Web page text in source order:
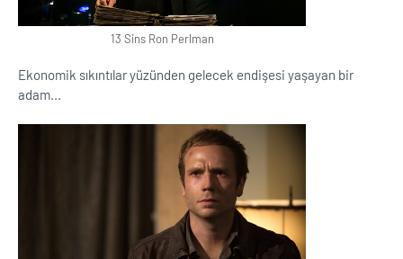
13 Sins Ron Perlman
Ekonomik sıkıntılar yüzünden gelecek endişesi yaşayan bir
adam...